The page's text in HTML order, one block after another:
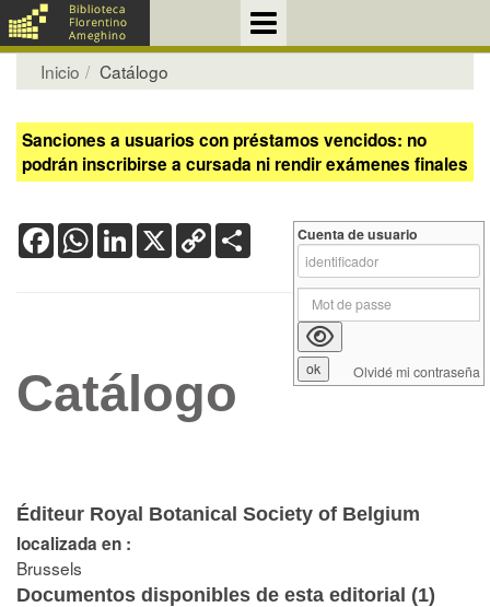
Inicio Catálogo
Sanciones a usuarios con préstamos vencidos: no
podrán inscribirse a cursada ni rendir exámenes finales
FacebookWhatsApp
LinkedIn
X Copy
Link
Catálogo
Éditeur Royal Botanical Society of Belgium
localizada en :
Brussels
Documentos disponibles de esta editorial (1)
Cuenta de usuario
Olvidé mi contraseña